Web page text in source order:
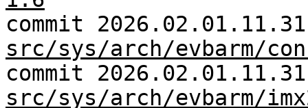
commit
src/sys/arch/evbarm/
commit
src/sys/arch/evbarm/